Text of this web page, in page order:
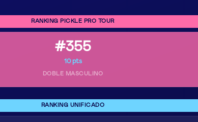
RANKING PICKLE PRO TOUR
#355
10 pts
DOBLE MASCULINO
RANKING UNIFICADO